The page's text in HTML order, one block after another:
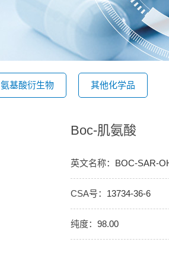
氨基酸衍生物 其他化学品
Boc-肌氨酸
英文名称： BOC-SAR-
CSA号： 13734-36-6
纯度： 98.00